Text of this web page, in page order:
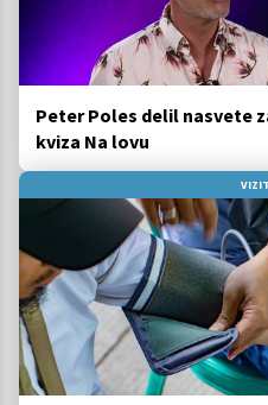
Peter Poles delil nasvete
kviza Na lovu